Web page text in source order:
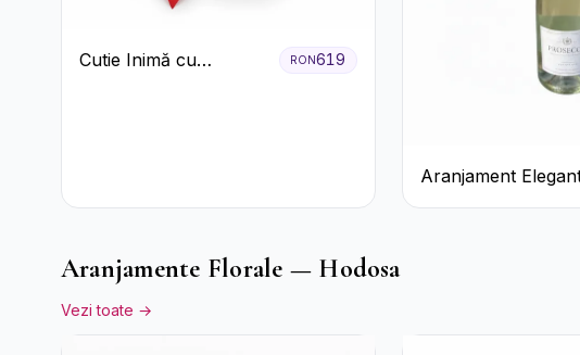
Cutie Inimă cu
RON619
Aranjament
Prosecco și Flori
Aranjamente Florale — Hodosa
Vezi toate →